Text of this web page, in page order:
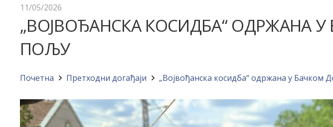
11/05/2026
„ВОЈВОЂАНСКА КОСИДБА“ ОДРЖАНА
ПОЉУ
Почетна Претходни догађаји „Војвођанска косидба“ одржана у Бачком